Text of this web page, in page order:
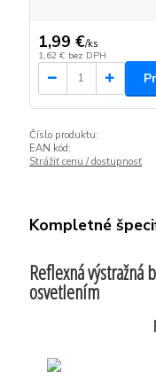
1,99 €/ks
1,62 € bez DPH
Číslo produktu:
EAN kód:
Strážiť cenu / dostupnosť
Kompletné
Reflexná výstražná
osvetlením